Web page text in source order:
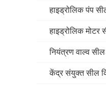
हाइड्रोलिक पंप
हाइड्रोलिक मोटर
नियंत्रण वाल्व
केंद्र संयुक्त सील